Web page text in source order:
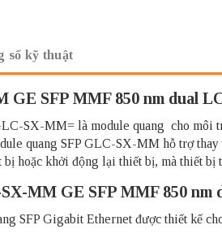
số kỹ thuật
GE SFP MMF 850 nm dual
SX-MM= là module quang cho môi
quang SFP GLC-SX-MM hỗ trợ
bị hoặc khởi động lại thiết bị, mà thiết
MM GE SFP MMF 850 nm
SFP Gigabit Ethernet được thiết kế